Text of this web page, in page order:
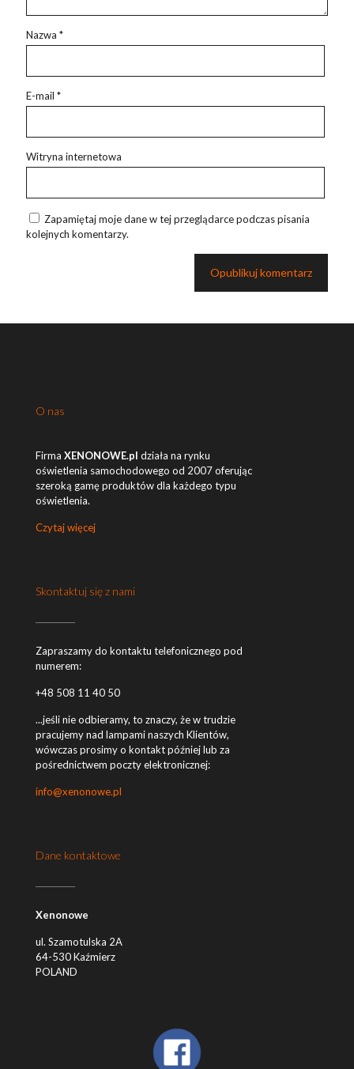
Nazwa *
E-mail *
Witryna internetowa
Zapamiętaj moje dane w tej przeglądarce podczas pisania
kolejnych komentarzy.
O nas
Firma XENONOWE.pl działa na rynku
oświetlenia samochodowego od 2007 oferując
szeroką gamę produktów dla każdego typu
oświetlenia.
Czytaj więcej
Skontaktuj się z nami
Zapraszamy do kontaktu telefonicznego pod
numerem:
+48 508 11 40 50
...jeśli nie odbieramy, to znaczy, że w trudzie
pracujemy nad lampami naszych Klientów,
wówczas prosimy o kontakt później lub za
pośrednictwem poczty elektronicznej:
info@xenonowe.pl
Dane kontaktowe
Xenonowe
ul. Szamotulska 2A
64-530 Kaźmierz
POLAND